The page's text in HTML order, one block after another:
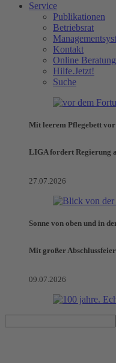
Service
Publikationen
Betriebsrat
Kontakt
Online Beratung
Hilfe.Jetzt!
Suche
Mit leerem Pflegebett
LIGA fordert Regierung
27.07.2026
Sonne von oben und in
Mit großer
09.07.2026
AWO SZ